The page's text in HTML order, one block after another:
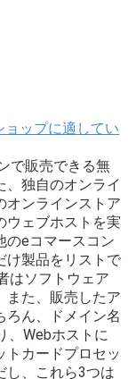
ップに適してい
で販売できる無
独自のオンライ
オンラインストア
ウェブホストを実
のeコマースコン
け製品をリストで
はソフトウェア
また、販売したア
ろん、ドメイン名
、Webホストに
トカードプロセッ
し、これら3つは